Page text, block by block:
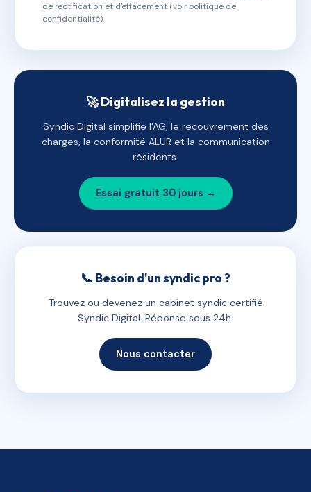
de rectification et d'effacement (voir politique de
confidentialité).
🚀 Digitalisez la gestion
Syndic Digital simplifie l'AG, le recouvrement des
charges, la conformité ALUR et la communication
résidents.
Essai gratuit 30 jours →
📞 Besoin d'un syndic pro ?
Trouvez ou devenez un cabinet syndic certifié
Syndic Digital. Réponse sous 24h.
Nous contacter